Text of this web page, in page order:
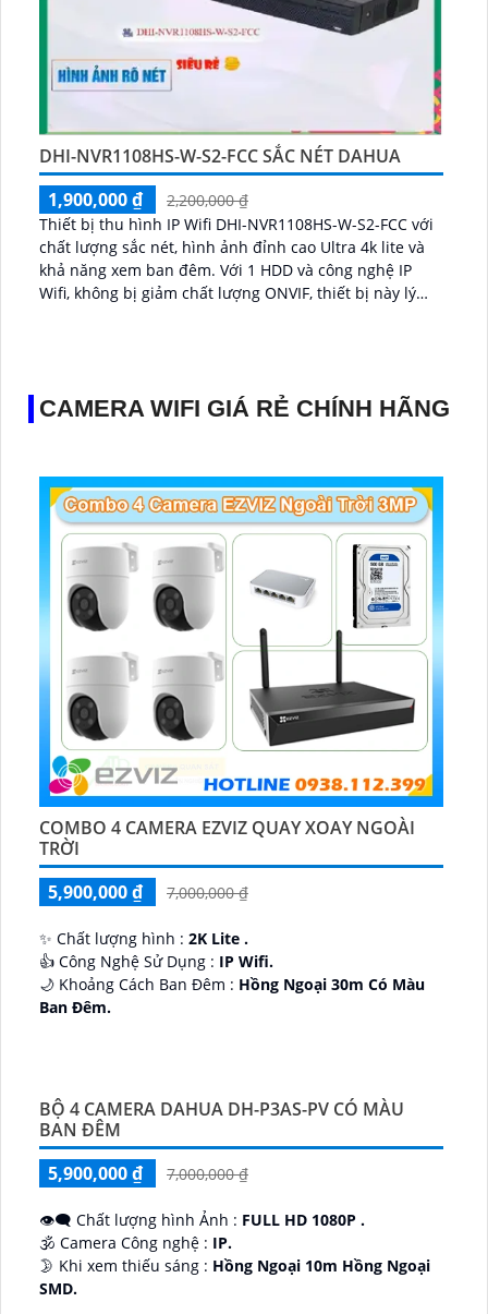
DHI-NVR1108HS-W-S2-FCC SẮC NÉT DAHUA
1,900,000 ₫
2,200,000 ₫
Thiết bị thu hình IP Wifi DHI-NVR1108HS-W-S2-FCC với
chất lượng sắc nét, hình ảnh đỉnh cao Ultra 4k lite và
khả năng xem ban đêm. Với 1 HDD và công nghệ IP
Wifi, không bị giảm chất lượng ONVIF, thiết bị này lý
CAMERA WIFI GIÁ RẺ CHÍNH HÃNG
COMBO 4 CAMERA EZVIZ QUAY XOAY NGOÀI
TRỜI
5,900,000 ₫
7,000,000 ₫
✨ Chất lượng hình : 2K Lite .
👍 Công Nghệ Sử Dụng : IP Wifi.
🌙 Khoảng Cách Ban Đêm : Hồng Ngoại 30m Có Màu
Ban Ðêm.
BỘ 4 CAMERA DAHUA DH-P3AS-PV CÓ MÀU
BAN ĐÊM
5,900,000 ₫
7,000,000 ₫
👁️‍🗨 Chất lượng hình Ảnh : FULL HD 1080P .
🕉️ Camera Công nghệ : IP.
🌛 Khi xem thiếu sáng : Hồng Ngoại 10m Hồng Ngoại
SMD.